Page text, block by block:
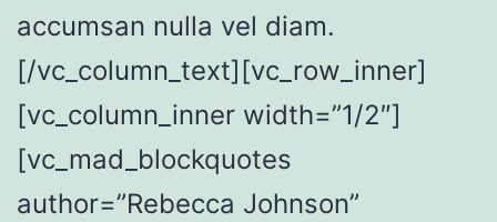
accumsan nulla vel diam.
[/vc_column_text][vc_row_inner]
[vc_column_inner width=”1/2″]
[vc_mad_blockquotes
author=”Rebecca Johnson”